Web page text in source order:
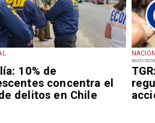
10% de
concentra el
delitos en Chile
30/07/2026